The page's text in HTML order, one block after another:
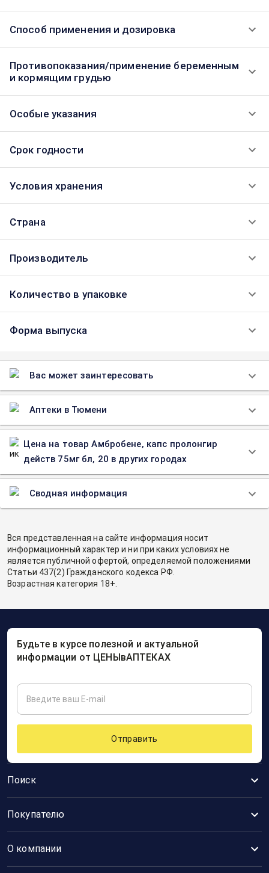
Способ применения и дозировка
Противопоказания/применение беременным
и кормящим грудью
Особые указания
Срок годности
Условия хранения
Страна
Производитель
Количество в упаковке
Форма выпуска
Вас может заинтересовать
Аптеки в Тюмени
Цена на товар Амбробене, капс пролонгир
действ 75мг бл, 20 в других городах
Сводная информация
Вся представленная на сайте информация носит
информационный характер и ни при каких условиях не
является публичной офертой, определяемой положениями
Статьи 437(2) Гражданского кодекса РФ.
Возрастная категория 18+.
Поиск
Покупателю
О компании
Будьте в курсе полезной и актуальной
информации от ЦЕНЫвАПТЕКАХ
Отправить